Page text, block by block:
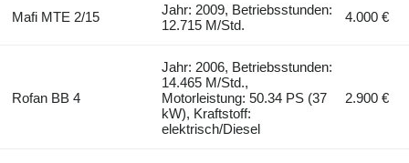
Mafi MTE 2/15
Jahr: 2009, Betriebsstunden:
12.715 M/Std.
4.000 €
Rofan BB 4
Jahr: 2006, Betriebsstunden:
14.465 M/Std.,
Motorleistung: 50.34 PS (37
kW), Kraftstoff:
elektrisch/Diesel
2.900 €